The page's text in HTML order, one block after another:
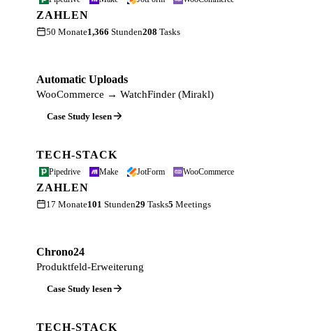
ZAHLEN
50 Monate1,366 Stunden208 Tasks
Automatic Uploads
WooCommerce → WatchFinder (Mirakl)
Case Study lesen
TECH-STACK
Pipedrive Make JotForm WooCommerce
ZAHLEN
17 Monate101 Stunden29 Tasks5 Meetings
Chrono24
Produktfeld-Erweiterung
Case Study lesen
TECH-STACK